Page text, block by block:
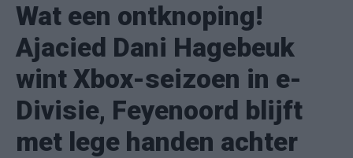
Wat een ontknoping!
Ajacied Dani Hagebeuk
wint Xbox-seizoen in e-
Divisie, Feyenoord blijft
met lege handen achter